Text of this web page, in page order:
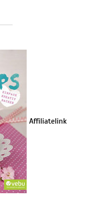
Affiliatelink